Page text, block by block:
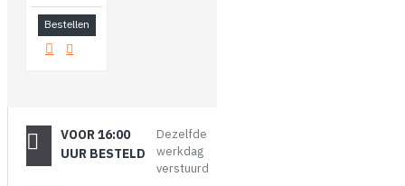
Bestellen
VOOR 16:00
UUR BESTELD
Dezelfde
werkdag
verstuurd